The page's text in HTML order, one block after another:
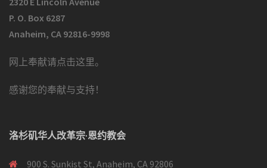
P. O. Box 6287
Anaheim, CA 92816-9998
网上奉献请点击这里。
感谢您的奉献与支持！
洛杉矶华人改革宗·恩约教会
900 S. Sunkist St, Anaheim, CA 92806